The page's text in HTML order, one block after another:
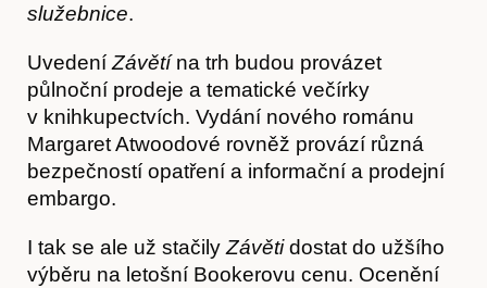
služebnice.
Uvedení Závětína trh budou provázet
půlnoční prodeje a tematické večírky
v knihkupectvích. Vydání nového románu
Margaret Atwoodové rovněž provází různá
bezpečností opatření a informační a prodejní
embargo.
I tak se ale už stačily Závětidostat do užšího
výběru na letošní Bookerovu cenu. Ocenění